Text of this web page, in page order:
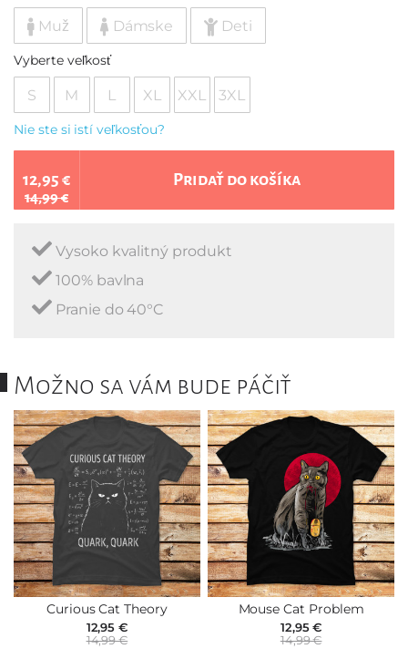
Muž Dámske Deti
Vyberte veľkosť
S M L XL XXL 3XL
Nie ste si istí veľkosťou?
12,95 €
14,99 €
Pridať do košíka
Vysoko kvalitný produkt
100% bavlna
Pranie do 40°C
Možno sa vám bude páčiť
Curious Cat Theory
12,95 €
14,99 €
Mouse Cat Problem
12,95 €
14,99 €